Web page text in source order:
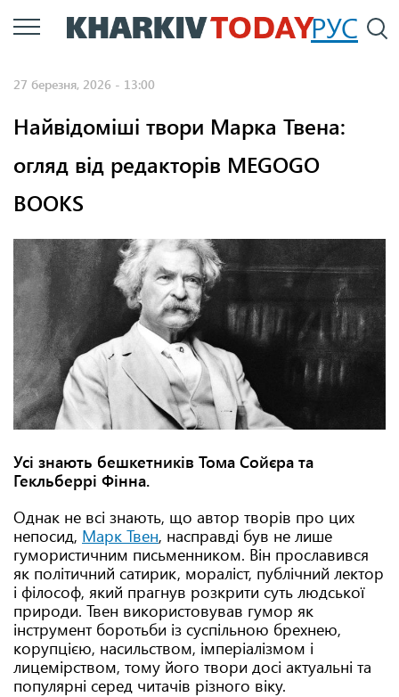
Перейти
до
РУС
27 березня, 2026 - 13:00
Найвідоміші твори Марка Твена:
огляд від редакторів MEGOGO
BOOKS
Усі знають бешкетників Тома Сойєра та
Гекльберрі Фінна.
Однак не всі знають, що автор творів про цих
непосид, Марк Твен, насправді був не лише
гумористичним письменником. Він прославився
як політичний сатирик, мораліст, публічний лектор
і філософ, який прагнув розкрити суть людської
природи. Твен використовував гумор як
інструмент боротьби із суспільною брехнею,
корупцією, насильством, імперіалізмом і
лицемірством, тому його твори досі актуальні та
популярні серед читачів різного віку.